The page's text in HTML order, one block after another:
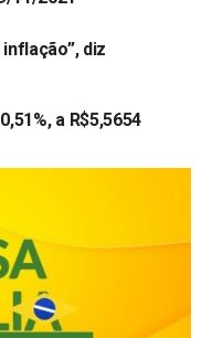
diz
a R$5,5654